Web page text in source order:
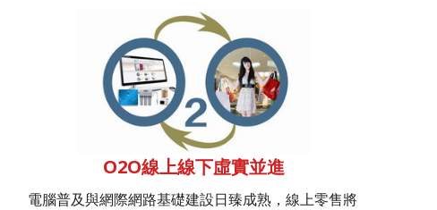
O2O線上線下虛實並進
電腦普及與網際網路基礎建設日臻成熟，線上零售將